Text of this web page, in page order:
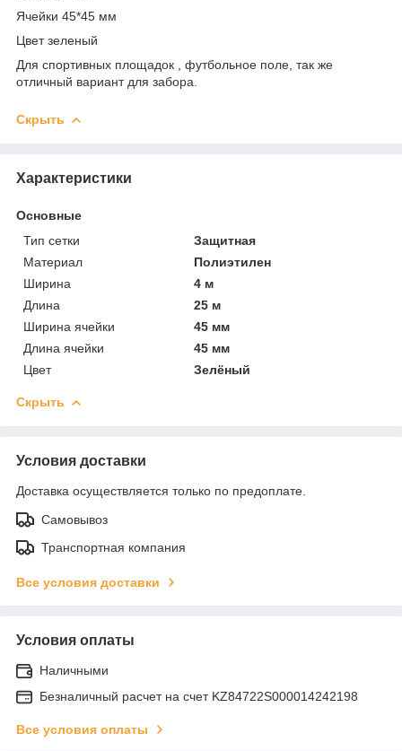
Ячейки 45*45 мм
Цвет зеленый
Для спортивных площадок , футбольное поле, так же
отличный вариант для забора.
Скрыть
Характеристики
Основные
Тип сетки
Защитная
Материал
Полиэтилен
Ширина
4 м
Длина
25 м
Ширина ячейки
45 мм
Длина ячейки
45 мм
Цвет
Зелёный
Скрыть
Условия доставки
Доставка осуществляется только по предоплате.
Самовывоз
Транспортная компания
Все условия доставки
Условия оплаты
Наличными
Безналичный расчет на счет KZ84722S000014242198
Все условия оплаты